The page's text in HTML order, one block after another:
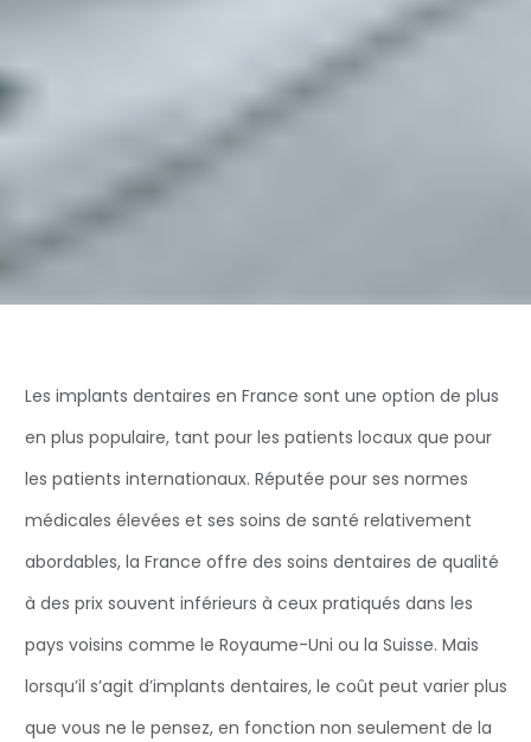
Les implants dentaires en France sont une option de plus
en plus populaire, tant pour les patients locaux que pour
les patients internationaux. Réputée pour ses normes
médicales élevées et ses soins de santé relativement
abordables, la France offre des soins dentaires de qualité
à des prix souvent inférieurs à ceux pratiqués dans les
pays voisins comme le Royaume-Uni ou la Suisse. Mais
lorsqu’il s’agit d’implants dentaires, le coût peut varier plus
que vous ne le pensez, en fonction non seulement de la